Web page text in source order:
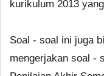
kurikulum 2013
Soal - soal ini juga
mengerjakan soal -